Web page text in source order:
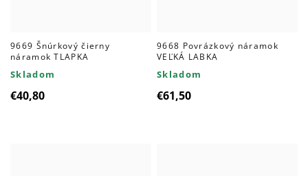
9669 Šnúrkový čierny
náramok TLAPKA
Skladom
€40,80
9668 Povrázkový náramok
VEĽKÁ LABKA
Skladom
€61,50